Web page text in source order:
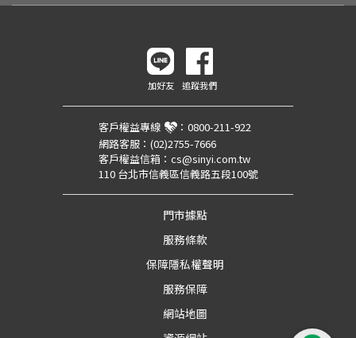
加好友 追蹤我們
客戶權益專線 ： 0800-211-922
網路客服： (02)2755-7666
客戶權益信箱： cs@sinyi.com.tw
110 台北市信義區信義路五段100號
門市據點
服務條款
保障隱私權聲明
服務保障
網站地圖